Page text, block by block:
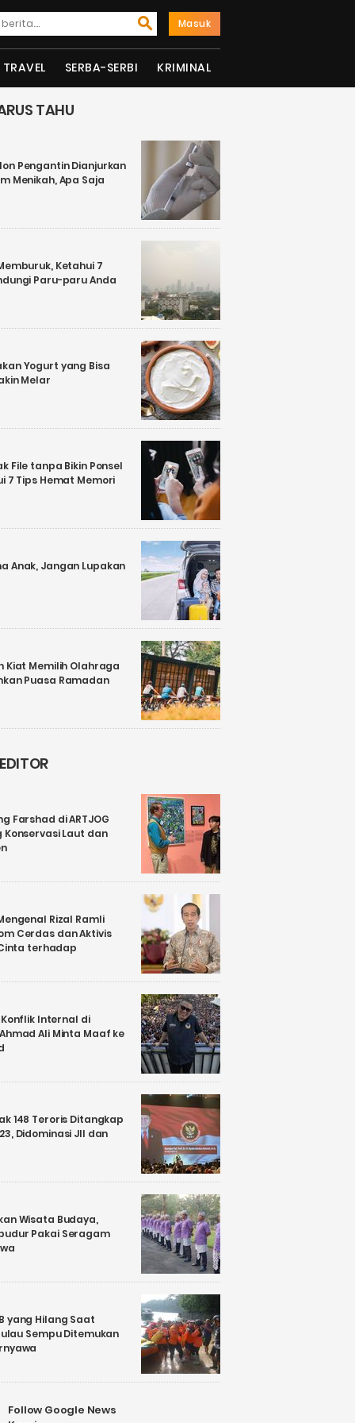
Masuk
TRAVEL SERBA-SERBI KRIMINAL
TAHU
Pengantin Dianjurkan
Menikah, Apa Saja
Ketahui 7
Paru-paru Anda
Yogurt yang Bisa
Melar
File tanpa Bikin Ponsel
7 Tips Hemat Memori
Anak, Jangan Lupakan
Kiat Memilih Olahraga
Puasa Ramadan
Farshad di ARTJOG
Konservasi Laut dan
Rizal Ramli
Cerdas dan Aktivis
terhadap
Internal di
Ali Minta Maaf ke
148 Teroris Ditangkap
Didominasi JII dan
Wisata Budaya,
Pakai Seragam
yang Hilang Saat
Sempu Ditemukan
Follow Google News